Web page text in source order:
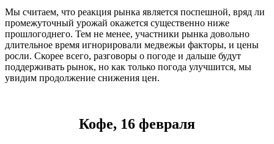
Мы считаем, что реакция рынка является поспешной, вряд ли
промежуточный урожай окажется существенно ниже
прошлогоднего. Тем не менее, участники рынка довольно
длительное время игнорировали медвежьи факторы, и цены
росли. Скорее всего, разговоры о погоде и дальше будут
поддерживать рынок, но как только погода улучшится, мы
увидим продолжение снижения цен.
Кофе, 16 февраля